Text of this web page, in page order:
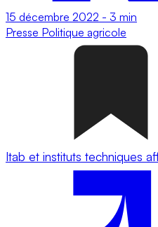
15 décembre 2022 - 3 min
Presse Politique agricole
Itab et instituts techniques